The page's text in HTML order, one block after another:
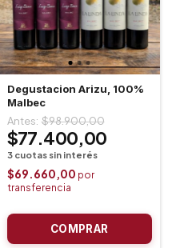
Degustacion Arizu, 100%
Malbec
$77.400,00
$98.900,00
$69.660,00